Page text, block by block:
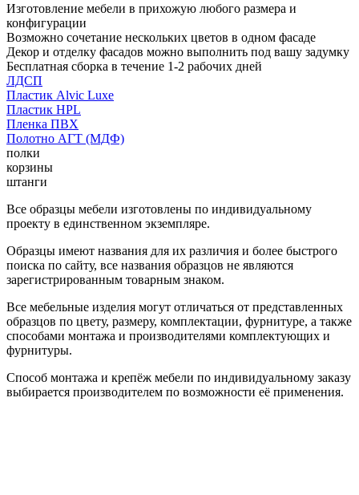
Изготовление мебели в прихожую любого размера и
конфигурации
Возможно сочетание нескольких цветов в одном фасаде
Декор и отделку фасадов можно выполнить под вашу задумку
Бесплатная сборка в течение 1-2 рабочих дней
ЛДСП
Пластик Alvic Luxe
Пластик HPL
Пленка ПВХ
Полотно АГТ (МДФ)
полки
корзины
штанги
Все образцы мебели изготовлены по индивидуальному
проекту в единственном экземпляре.
Образцы имеют названия для их различия и более быстрого
поиска по сайту, все названия образцов не являются
зарегистрированным товарным знаком.
Все мебельные изделия могут отличаться от представленных
образцов по цвету, размеру, комплектации, фурнитуре, а также
способами монтажа и производителями комплектующих и
фурнитуры.
Способ монтажа и крепёж мебели по индивидуальному заказу
выбирается производителем по возможности её применения.